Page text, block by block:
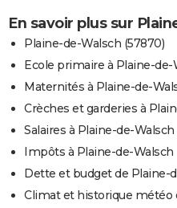
En savoir plus sur
Plaine-de-Walsch (57870)
Ecole primaire à Plaine-de-
Maternités à Plaine-de-
Crèches et garderies à
Salaires à Plaine-de-Walsch
Impôts à Plaine-de-Walsch
Dette et budget de Plaine-
Climat et historique météo